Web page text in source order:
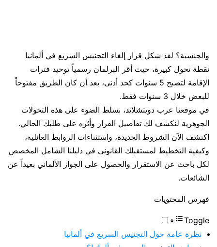
والجنسية؟ لقد شكل قرار إلغاء التجنيس السريع في ألمانيا
نقطة تحول كبيرة، حيث أقر البرلمان رسمياً توحيد فترات
الإقامة لتصبح 5 سنوات كحد أدنى، بعد أن كان الطريق مفتوحاً
للبعض خلال 3 سنوات فقط.
في موقعنا عرب دويتشلاند، نسلط الضوء على هذه التحولات
الجوهرية لنكشف لك تفاصيل القرار وأثره على طلبك الحالي.
اكتشف الآن الشروط الجديدة، واستثناءات الروابط العائلية،
وكيفية التخطيط لمستقبلك القانوني في دليلنا الشامل المخصص
لكل باحث عن الاستقرار والحصول على الجواز الألماني بعيداً عن
الشائعات.
فهرس المحتويات
Toggle
نظرة عامة حول التجنيس السريع في ألمانيا